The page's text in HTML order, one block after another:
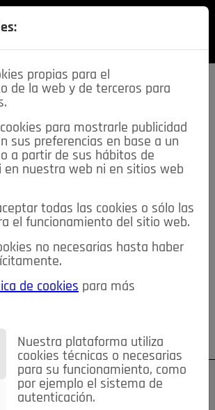
descarga esta
REVISTA
SERVICIOS DE INTERÉS
MIS ANUNCIOS CONTACTO
Regístrese ¿Olvidó su contraseña?
propias para el
de la web y de terceros para
para mostrarle publicidad
sus preferencias en base a un
a partir de sus hábitos de
en nuestra web ni en sitios web
todas las cookies o sólo las
el funcionamiento del sitio web.
no necesarias hasta haber
de cookies para más
Nuestra plataforma utiliza
cookies técnicas o necesarias
para su funcionamiento, como
por ejemplo el sistema de
autenticación.